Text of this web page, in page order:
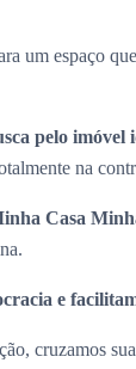
um espaço
pelo
na
Casa
e
cruzamos